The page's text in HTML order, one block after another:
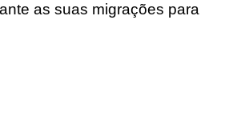
as suas migrações para